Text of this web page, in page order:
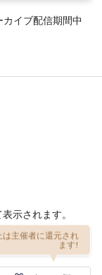
イブ配信期間中
示されます。
主催者に還元され
ます!